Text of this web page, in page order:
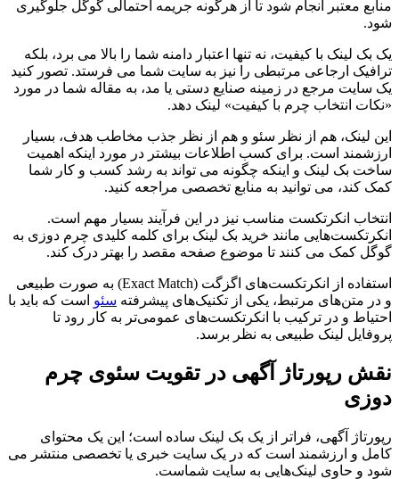
منابع معتبر انجام شود تا از هرگونه جریمه احتمالی گوگل جلوگیری
شود.
یک بک لینک با کیفیت، نه تنها اعتبار دامنه شما را بالا می برد، بلکه
ترافیک ارجاعی مرتبطی را نیز به سایت شما می فرستد. تصور کنید
یک سایت مرجع در زمینه صنایع دستی یا مد، به مقاله شما در مورد
«نکات انتخاب چرم با کیفیت» لینک دهد.
این لینک، هم از نظر سئو و هم از نظر جذب مخاطب هدف، بسیار
ارزشمند است. برای کسب اطلاعات بیشتر در مورد اینکه اهمیت
ساخت بک لینک و اینکه چگونه می تواند به رشد کسب و کار شما
کمک کند، می توانید به منابع تخصصی مراجعه کنید.
انتخاب انکرتکست مناسب نیز در این فرآیند بسیار مهم است.
انکرتکست‌هایی مانند خرید بک لینک برای کلمه کلیدی چرم دوزی به
گوگل کمک می کنند تا موضوع صفحه مقصد را بهتر درک کند.
استفاده از انکرتکست‌های اگزگت (Exact Match) به صورت طبیعی
و در متن‌های مرتبط، یکی از تکنیک‌های پیشرفته سئو است که باید با
احتیاط و در ترکیب با انکرتکست‌های عمومی‌تر به کار رود تا
پروفایل لینک طبیعی به نظر برسد.
نقش رپورتاژ آگهی در تقویت سئوی چرم
دوزی
رپورتاژ آگهی، فراتر از یک بک لینک ساده است؛ این یک محتوای
کامل و ارزشمند است که در یک سایت خبری یا تخصصی منتشر می
شود و حاوی لینک‌هایی به سایت شماست.